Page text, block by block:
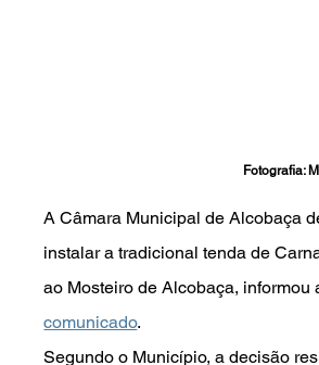
Fotografia:
A Câmara Municipal de Alcobaça
instalar a tradicional tenda de
ao Mosteiro de Alcobaça, informou
comunicado.
Segundo o Município, a decisão